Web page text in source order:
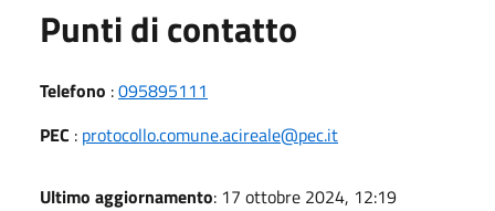
Punti di contatto
Telefono :095895111
PEC : protocollo.comune.acireale@pec.it
Ultimo aggiornamento: 17 ottobre 2024, 12:19